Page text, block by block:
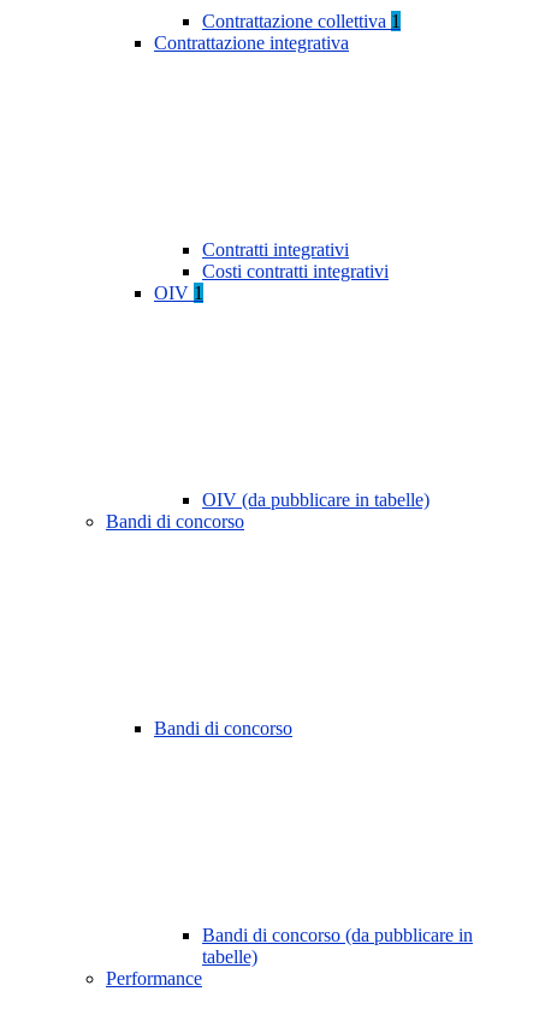
Contrattazione collettiva 1
Contrattazione integrativa
Contratti integrativi
Costi contratti integrativi
OIV 1
OIV (da pubblicare in tabelle)
Bandi di concorso
Bandi di concorso
Bandi di concorso (da pubblicare in
tabelle)
Performance